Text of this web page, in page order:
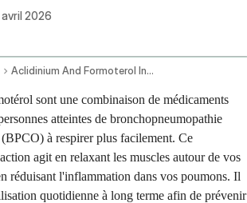
2026
Aclidinium And Formoterol Inhalation Route
sont une combinaison de médicaments
atteintes de bronchopneumopathie
à respirer plus facilement. Ce
agit en relaxant les muscles autour de vos
réduisant l'inflammation dans vos poumons. Il
quotidienne à long terme afin de prévenir